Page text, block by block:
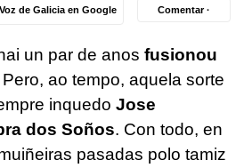
de Galicia en Google Comentar ·
un par de anos fusionou
Pero, ao tempo, aquela sorte
inquedo Jose
dos Soños. Con todo, en
pasadas polo tamiz